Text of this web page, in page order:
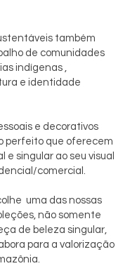
também
de comunidades
indígenas ,
e identidade
e decorativos
perfeito que oferecem
e singular ao seu visual
comercial.
uma das nossas
não somente
de beleza singular,
para a valorização